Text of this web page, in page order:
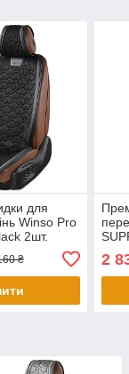
для
Winso Pro
2шт.
₴ 2